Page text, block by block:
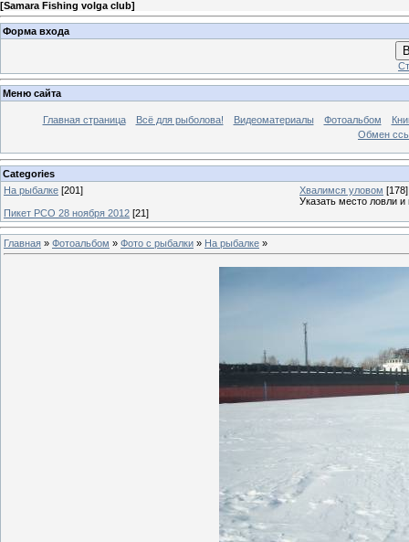
[Samara Fishing volga club]
Форма входа
Меню сайта
Главная страница Всё для рыболова! Видеоматериалы Фотоальбом
Обмен
Categories
На рыбалке [201] Хвалимся уловом [178]
Указать место ловли
Пикет РСО 28 ноября 2012 [21]
Главная » Фотоальбом » Фото с рыбалки » На рыбалке »